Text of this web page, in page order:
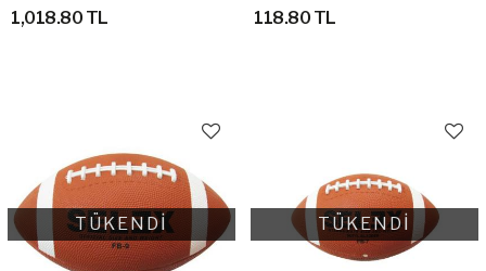
1,018.80 TL
FUTBOL TOPU
118.80 TL
TÜKENDİ TÜKENDİ